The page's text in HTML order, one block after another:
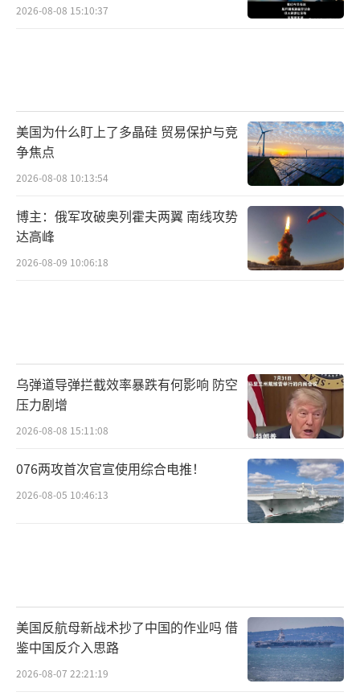
2026-08-08 15:10:37
美国为什么盯上了多晶硅 贸易保护与竞
争焦点
2026-08-08 10:13:54
博主：俄军攻破奥列霍夫两翼 南线攻势
达高峰
2026-08-09 10:06:18
乌弹道导弹拦截效率暴跌有何影响 防空
压力剧增
2026-08-08 15:11:08
076两攻首次官宣使用综合电推！
2026-08-05 10:46:13
美国反航母新战术抄了中国的作业吗 借
鉴中国反介入思路
2026-08-07 22:21:19